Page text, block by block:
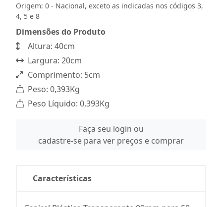
Origem: 0 - Nacional, exceto as indicadas nos códigos 3,
4, 5 e 8
Dimensões do Produto
Altura: 40cm
Largura: 20cm
Comprimento: 5cm
Peso: 0,393Kg
Peso Líquido: 0,393Kg
Faça seu login ou
cadastre-se para ver preços e comprar
Características